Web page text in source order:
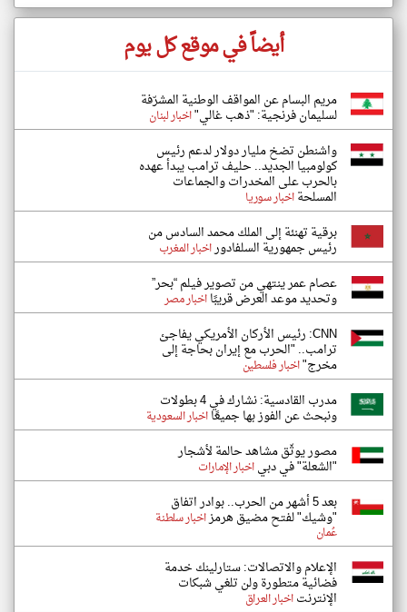
أيضاً في موقع كل يوم
مريم البسام عن المواقف الوطنية المشرّفة
لسليمان فرنجية: "ذهب غالي"اخبار لبنان
واشنطن تضخ مليار دولار لدعم رئيس
كولومبيا الجديد.. حليف ترامب يبدأ عهده
بالحرب على المخدرات والجماعات
المسلحةاخبار سوريا
برقية تهنئة إلى الملك محمد السادس من
رئيس جمهورية السلفادوراخبار المغرب
عصام عمر ينتهي من تصوير فيلم “بحر”
وتحديد موعد العرض قريبًااخبار مصر
CNN: رئيس الأركان الأمريكي يفاجئ
ترامب.. "الحرب مع إيران بحاجة إلى
مخرج"اخبار فلسطين
مدرب القادسية: نشارك في 4 بطولات
ونبحث عن الفوز بها جميعًااخبار السعودية
مصور يوثّق مشاهد حالمة لأشجار
"الشعلة" في دبياخبار الإمارات
بعد 5 أشهر من الحرب.. بوادر اتفاق
"وشيك" لفتح مضيق هرمزاخبار سلطنة
عُمان
الإعلام والاتصالات: ستارلينك خدمة
فضائية متطورة ولن تلغي شبكات
الإنترنتاخبار العراق